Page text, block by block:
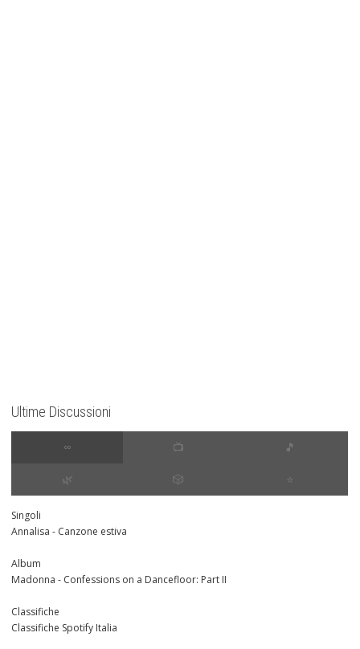
Ultime Discussioni
∞ 📺 🎵
🌿 🎲 ⭐️
Singoli
Annalisa - Canzone estiva
Album
Madonna - Confessions on a Dancefloor: Part II
Classifiche
Classifiche Spotify Italia